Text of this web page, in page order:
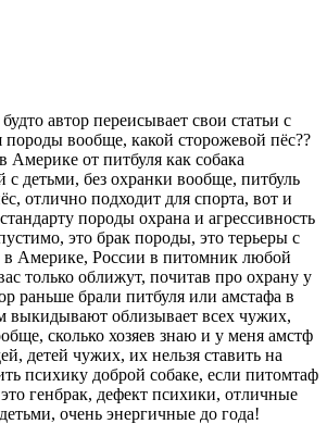
автор переисывает свои статьи с
породы вообще, какой сторожевой пёс??
Америке от питбуля как собака
с детьми, без охранки вообще, питбуль
отлично подходит для спорта, вот и
породы охрана и агрессивность
это брак породы, это терьеры с
в Америке, России в питомник любой
только оближут, почитав про охрану у
раньше брали питбуля или амстафа в
выкидывают облизывает всех чужих,
сколько хозяев знаю и у меня амстф
детей чужих, их нельзя ставить на
психику доброй собаке, если питомтаф
генбрак, дефект психики, отличные
очень энергичные до года!